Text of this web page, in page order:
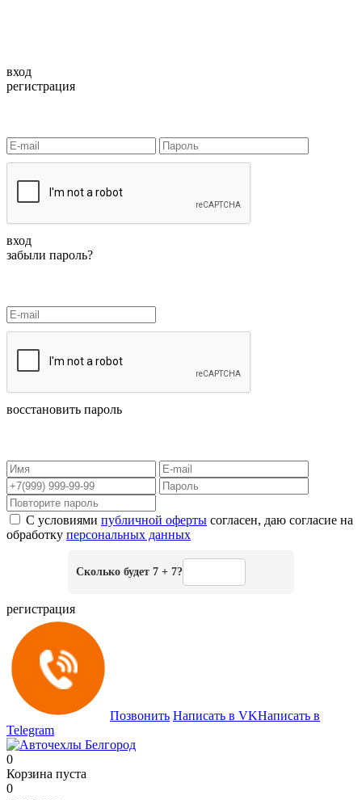
вход
регистрация
вход
забыли пароль?
восстановить пароль
С условиями публичной оферты согласен, даю согласие на
обработку персональных данных
Сколько будет 7 + 7?
регистрация
Позвонить Написать в VKНаписать в
Telegram
0
Корзина пуста
0